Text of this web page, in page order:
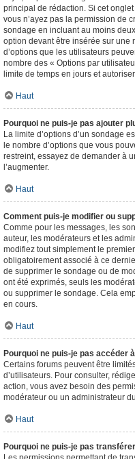
principal de rédaction. Si cet
vous n’ayez pas la permission de
sondage en incluant au moins
option devant être insérée sur une
d’options que les utilisateurs
nombre des « Options par
limite de temps en jours et
Haut
Pourquoi ne puis-je pas ajouter
La limite d’options d’un sondage
le nombre d’options que vous
restreint, essayez de demander à
l’augmenter.
Haut
Comment puis-je modifier ou
Comme pour les messages, les
auteur, les modérateurs et les
modifiez tout simplement le
obligatoirement associé à ce
de supprimer le sondage ou de
ont été exprimés, seuls les
ou supprimer le sondage. Cela
en cours.
Haut
Pourquoi ne puis-je pas accéder
Certains forums peuvent être
d’utilisateurs. Pour consulter,
action, vous avez besoin des
modérateur ou un administrateur
Haut
Pourquoi ne puis-je pas